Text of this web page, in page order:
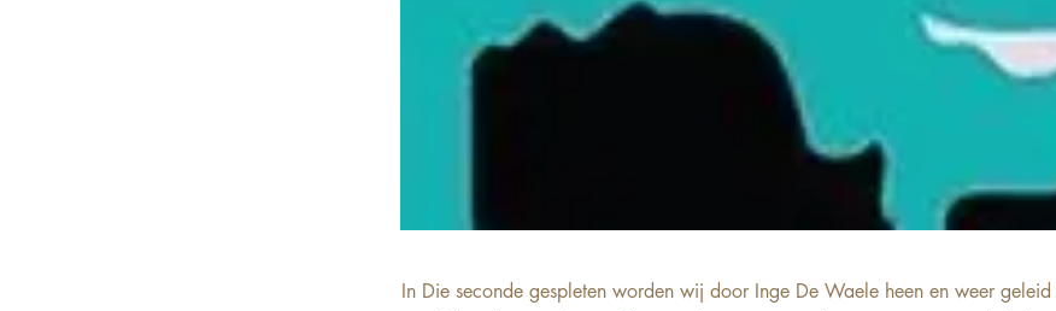
In Die seconde gespleten worden wij door Inge De Waele heen en weer geleid